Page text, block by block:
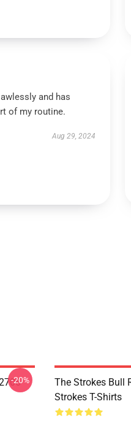
and has
of my routine.
Aug 29, 2024
-20%
The Strokes Bull
Strokes T-Shirts